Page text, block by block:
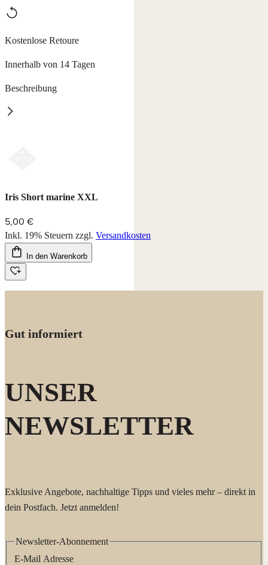
Kostenlose Retoure
Innerhalb von 14 Tagen
Beschreibung
Iris Short marine XXL
5,00 €
Inkl. 19% Steuern zzgl. Versandkosten
In den Warenkorb
Gut informiert
UNSER
NEWSLETTER
Exklusive Angebote, nachhaltige Tipps und vieles mehr – direkt in
dein Postfach. Jetzt anmelden!
Newsletter-Abonnement
E-Mail Adresse